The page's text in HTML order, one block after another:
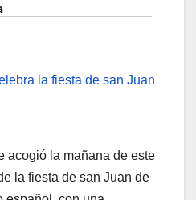
acogió la mañana de este
la fiesta de san Juan de